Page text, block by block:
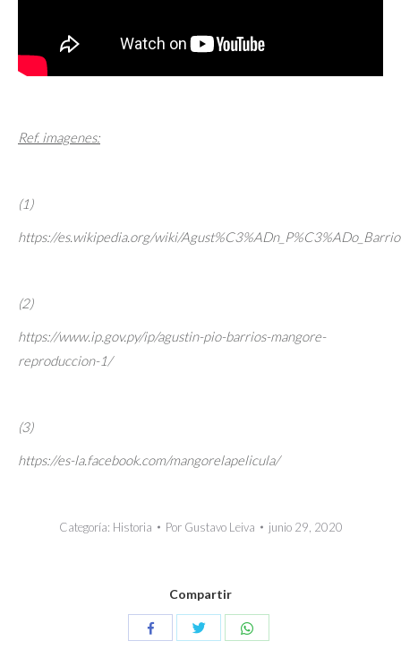
Ref. imagenes:
(1)
https://es.wikipedia.org/wiki/
(2)
https://www.ip.gov.py/ip/agustin-pio-barrios-mangore-
reproduccion-1/
(3)
https://es-la.facebook.com/mangorelapelicula/
Categoría: Historia Por Gustavo Leiva junio 29, 2020
Compartir
CompartirCompartir